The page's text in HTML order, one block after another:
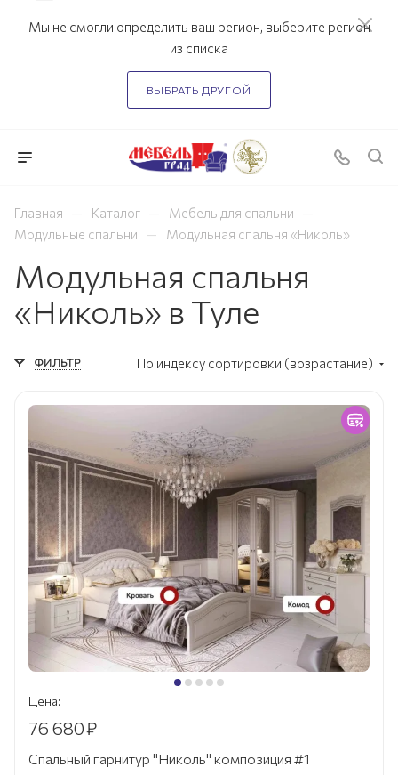
Мы не смогли определить ваш регион, выберите регион
из списка
ВЫБРАТЬ ДРУГОЙ
Главная — Каталог — Мебель для спальни —
Модульные спальни — Модульная спальня «Николь»
Модульная спальня
«Николь» в Туле
ФИЛЬТР По индексу сортировки (возрастание)
Цена:
76 680₽
Спальный гарнитур "Николь" композиция #1